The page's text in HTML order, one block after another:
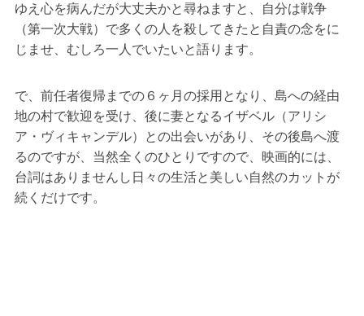
ゆえ心を病んだが大丈夫かと尋ねますと、自分は戦争
（第一次大戦）で多くの人を殺してきたと自責の念をに
じませ、むしろ一人でいたいと語ります。
で、前任者復帰までの６ヶ月の採用となり、島への経由
地の村で歓迎を受け、後に妻となるイザベル（アリシ
ア・ヴィキャンデル）との出会いがあり、その後島へ渡
るのですが、当然全くのひとりですので、映画的には、
台詞はありませんし日々の生活と美しい自然のカットが
続くだけです。